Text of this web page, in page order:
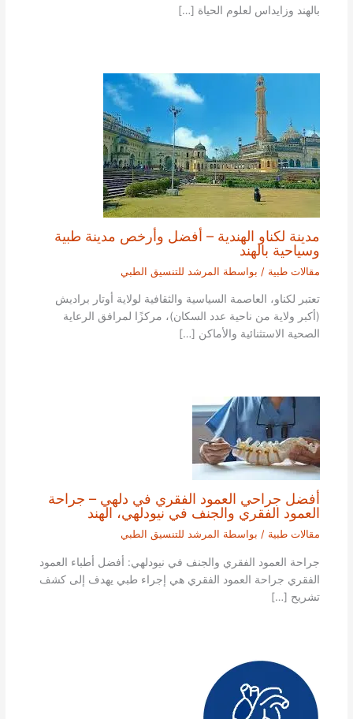
بالهند وزايداس لعلوم الحياة […]
مدينة لكناو الهندية – أفضل وأرخص مدينة طبية
وسياحية بالهند
مقالات طبية / بواسطة المرشد للتنسيق الطبي
تعتبر لكناو، العاصمة السياسية والثقافية لولاية أوتار براديش
(أكبر ولاية من ناحية عدد السكان)، مركزًا لمرافق الرعاية
الصحية الاستثنائية والأماكن […]
أفضل جراحي العمود الفقري في دلهي – جراحة
العمود الفقري والجنف في نيودلهي، الهند
مقالات طبية / بواسطة المرشد للتنسيق الطبي
جراحة العمود الفقري والجنف في نيودلهي: أفضل أطباء العمود
الفقري جراحة العمود الفقري هي إجراء طبي يهدف إلى كشف
تشريح […]